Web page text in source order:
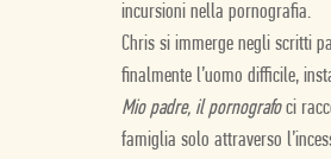
incursioni nella pornografia.
Chris si immerge negli scritti
finalmente l’uomo difficile,
Mio padre, il pornografoci
famiglia solo attraverso